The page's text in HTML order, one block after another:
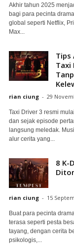
Akhir tahun 2025
bagi para pecinta
global seperti Netflix,
Max...
Tips
Taxi
rian ciung - 29
Taxi Driver 3 resmi
dan sejak episode
langsung meledak.
alur cerita yang...
8 K-
rian ciung - 15
Buat para pecinta
terasa seperti pesta
tayang, dengan cerita
psikologis,...